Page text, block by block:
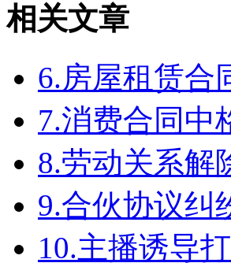
相关文章
6.房屋租赁合
7.消费合同中
8.劳动关系解
9.合伙协议纠
10.主播诱导